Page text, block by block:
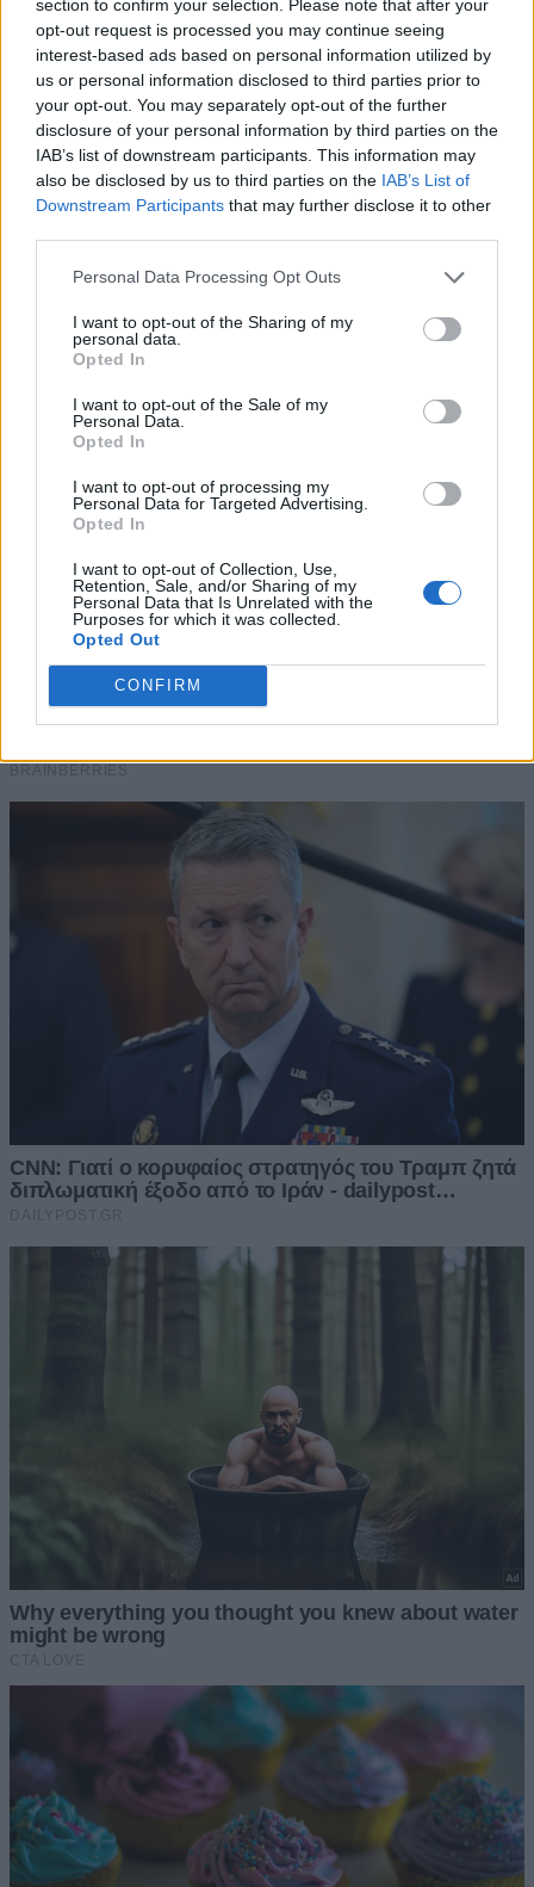
section to confirm your selection. Please note that after your
opt-out request is processed you may continue seeing
interest-based ads based on personal information utilized by
us or personal information disclosed to third parties prior to
your opt-out. You may separately opt-out of the further
disclosure of your personal information by third parties on the
IAB’s list of downstream participants. This information may
also be disclosed by us to third parties on the IAB’s List of
Downstream Participants that may further disclose it to other
Personal Data Processing Opt Outs
I want to opt-out of the Sharing of my
personal data.
Opted In
I want to opt-out of the Sale of my
Personal Data.
Opted In
I want to opt-out of processing my
Personal Data for Targeted Advertising.
Opted In
I want to opt-out of Collection, Use,
Retention, Sale, and/or Sharing of my
Personal Data that Is Unrelated with the
Purposes for which it was collected.
Opted Out
CONFIRM